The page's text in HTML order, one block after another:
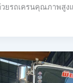
ยรถเครนคุณภาพสูง